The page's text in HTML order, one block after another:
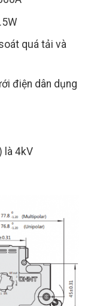
quá tải và
điện dân dụng
là 4kV